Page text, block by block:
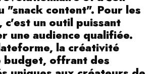
"snack content". Pour les
c'est un outil puissant
une audience qualifiée.
la créativité
budget, offrant des